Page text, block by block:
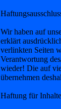
Wir haben auf
erklärt
verlinkten Seiten
Verantwortung
wieder! Die auf
übernehmen
Haftung für